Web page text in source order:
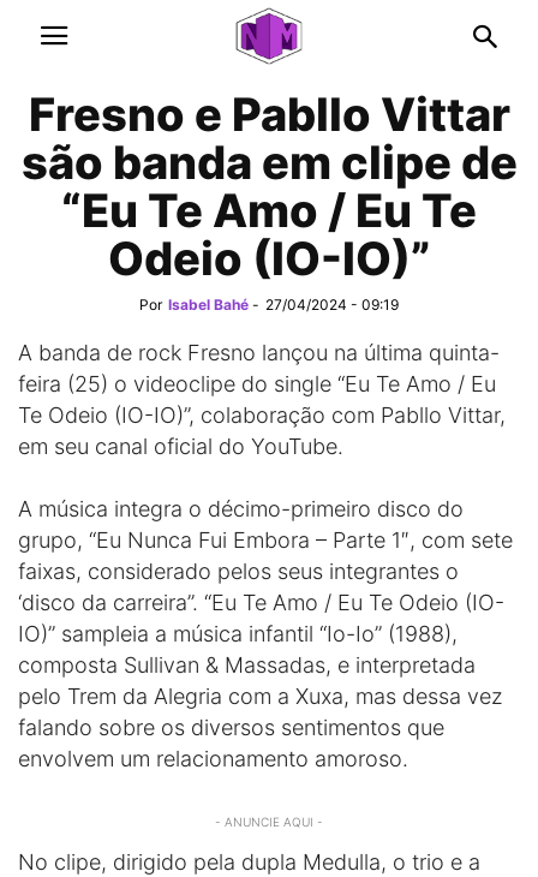
Fresno e Pabllo Vittar
são banda em clipe de
“Eu Te Amo / Eu Te
Odeio (IO-IO)”
Por Isabel Bahé - 27/04/2024 - 09:19
A banda de rock Fresno lançou na última quinta-
feira (25) o videoclipe do single “Eu Te Amo / Eu
Te Odeio (IO-IO)”, colaboração com Pabllo Vittar,
em seu canal oficial do YouTube.
A música integra o décimo-primeiro disco do
grupo, “Eu Nunca Fui Embora – Parte 1″, com sete
faixas, considerado pelos seus integrantes o
‘disco da carreira”. “Eu Te Amo / Eu Te Odeio (IO-
IO)” sampleia a música infantil “Io-Io” (1988),
composta Sullivan & Massadas, e interpretada
pelo Trem da Alegria com a Xuxa, mas dessa vez
falando sobre os diversos sentimentos que
envolvem um relacionamento amoroso.
- ANUNCIE AQUI -
No clipe, dirigido pela dupla Medulla, o trio e a